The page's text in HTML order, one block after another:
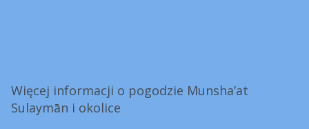
Więcej informacji o pogodzie Munsha’at
Sulaymān i okolice